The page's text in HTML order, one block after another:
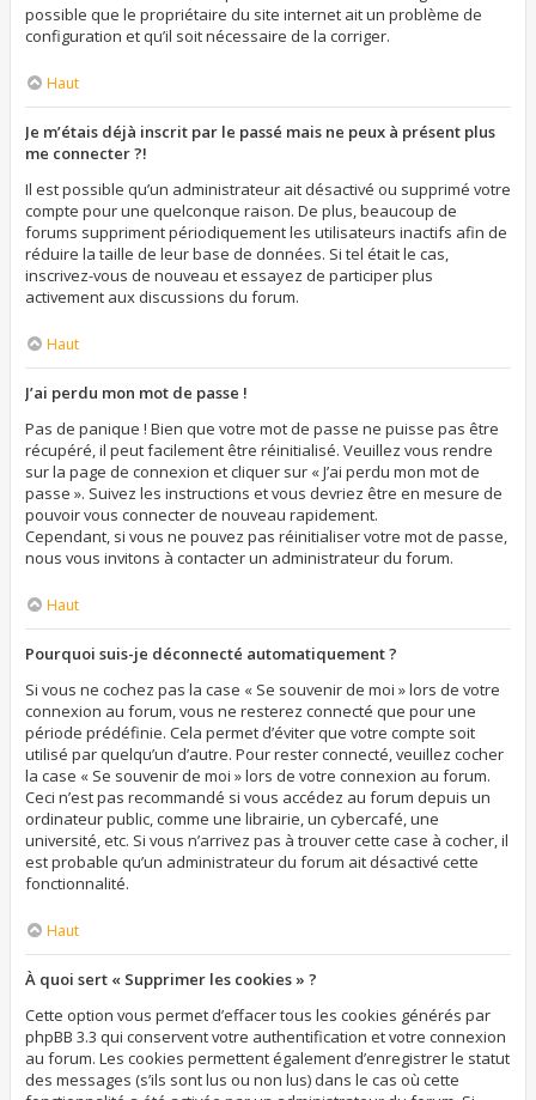
possible que le propriétaire du site internet ait un problème de
configuration et qu’il soit nécessaire de la corriger.
Haut
Je m’étais déjà inscrit par le passé mais ne peux à présent plus
me connecter ?!
Il est possible qu’un administrateur ait désactivé ou supprimé votre
compte pour une quelconque raison. De plus, beaucoup de
forums suppriment périodiquement les utilisateurs inactifs afin de
réduire la taille de leur base de données. Si tel était le cas,
inscrivez-vous de nouveau et essayez de participer plus
activement aux discussions du forum.
Haut
J’ai perdu mon mot de passe !
Pas de panique ! Bien que votre mot de passe ne puisse pas être
récupéré, il peut facilement être réinitialisé. Veuillez vous rendre
sur la page de connexion et cliquer sur « J’ai perdu mon mot de
passe ». Suivez les instructions et vous devriez être en mesure de
pouvoir vous connecter de nouveau rapidement.
Cependant, si vous ne pouvez pas réinitialiser votre mot de passe,
nous vous invitons à contacter un administrateur du forum.
Haut
Pourquoi suis-je déconnecté automatiquement ?
Si vous ne cochez pas la case « Se souvenir de moi » lors de votre
connexion au forum, vous ne resterez connecté que pour une
période prédéfinie. Cela permet d’éviter que votre compte soit
utilisé par quelqu’un d’autre. Pour rester connecté, veuillez cocher
la case « Se souvenir de moi » lors de votre connexion au forum.
Ceci n’est pas recommandé si vous accédez au forum depuis un
ordinateur public, comme une librairie, un cybercafé, une
université, etc. Si vous n’arrivez pas à trouver cette case à cocher, il
est probable qu’un administrateur du forum ait désactivé cette
fonctionnalité.
Haut
À quoi sert « Supprimer les cookies » ?
Cette option vous permet d’effacer tous les cookies générés par
phpBB 3.3 qui conservent votre authentification et votre connexion
au forum. Les cookies permettent également d’enregistrer le statut
des messages (s’ils sont lus ou non lus) dans le cas où cette